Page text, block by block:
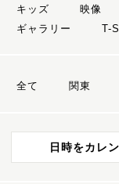
キッズ
映像
ギャラリー
T-
全て 関東
日時をカレ